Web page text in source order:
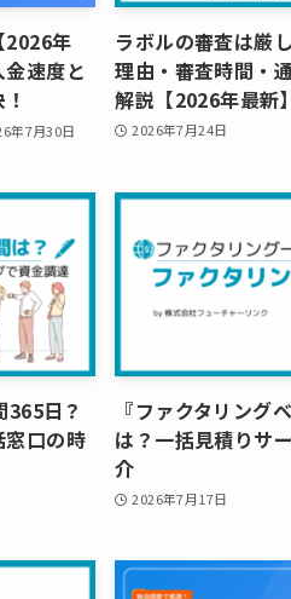
2026年
速度と
年7月30日
ラボルの審査は厳
理由・審査時間・
解説【2026年最新】
2026年7月24日
日？
窓口の時
『ファクタリング
は？一括見積りサ
介
2026年7月17日